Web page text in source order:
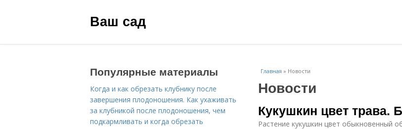
Ваш сад
Главная » Новости
Новости
Кукушкин цвет трава.
Растение кукушкин цвет обыкновенный
Популярные материалы
Когда и как обрезать клубнику после
завершения плодоношения. Как ухаживать
за клубникой после плодоношения, чем
подкармливать и когда обрезать